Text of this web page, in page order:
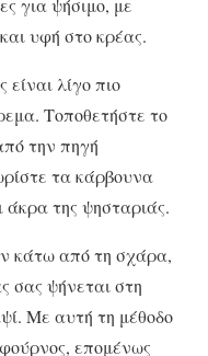
για ψήσιμο, με
υφή στο κρέας.
είναι λίγο πιο
Τοποθετήστε το
την πηγή
τα κάρβουνα
άκρα της ψησταριάς.
κάτω από τη σχάρα,
σας ψήνεται στη
Με αυτή τη μέθοδο
επομένως